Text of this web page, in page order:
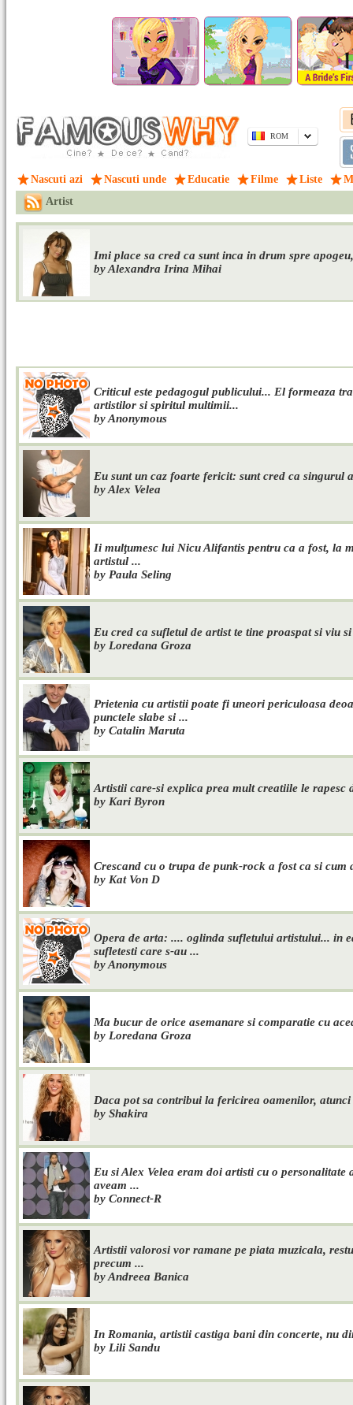
ROM
Nascuti azi Nascuti unde Educatie Filme Liste
Artist
Imi place sa cred ca sunt inca in drum spre
by Alexandra Irina Mihai
Criticul este pedagogul publicului... El formeaza
artistilor si spiritul multimii...
by Anonymous
Eu sunt un caz foarte fericit: sunt cred ca singurul
by Alex Velea
Ii mulţumesc lui Nicu Alifantis pentru ca a fost, la
artistul ...
by Paula Seling
Eu cred ca sufletul de artist te tine proaspat si viu
by Loredana Groza
Prietenia cu artistii poate fi uneori periculoasa
punctele slabe si ...
by Catalin Maruta
Artistii care-si explica prea mult creatiile le rapesc
by Kari Byron
Crescand cu o trupa de punk-rock a fost ca si cum
by Kat Von D
Opera de arta: .... oglinda sufletului artistului... in
sufletesti care s-au ...
by Anonymous
Ma bucur de orice asemanare si comparatie cu
by Loredana Groza
Daca pot sa contribui la fericirea oamenilor,
by Shakira
Eu si Alex Velea eram doi artisti cu o personalitate
aveam ...
by Connect-R
Artistii valorosi vor ramane pe piata muzicala,
precum ...
by Andreea Banica
In Romania, artistii castiga bani din concerte, nu
by Lili Sandu